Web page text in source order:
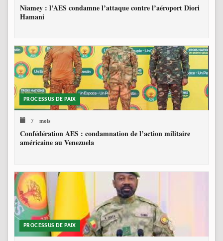
Niamey : l’AES condamne l’attaque contre l’aéroport Diori
Hamani
PROCESSUS DE PAIX
7 mois
Confédération AES : condamnation de l’action militaire
américaine au Venezuela
PROCESSUS DE PAIX